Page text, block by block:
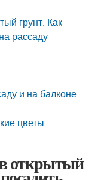
грунт. Как
рассаду
и на балконе
цветы
открытый